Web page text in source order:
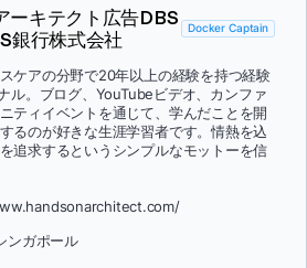
サインイン
ーキテクト広告DBS
銀行株式会社
Docker Captain
ケアの分野で20年以上の経験を持つ経験
ル。ブログ、YouTubeビデオ、カンファ
ティイベントを通じて、学んだことを開
るのが好きな生涯学習者です。情熱を込
追求するというシンプルなモットーを信
ンガポール